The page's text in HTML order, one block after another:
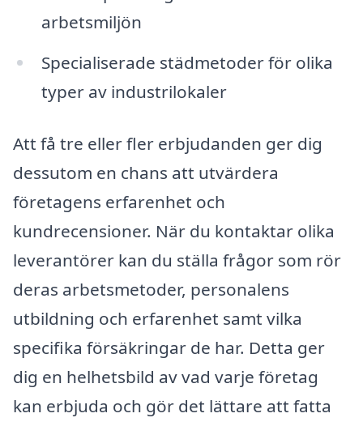
arbetsmiljön
Specialiserade städmetoder för olika
typer av industrilokaler
Att få tre eller fler erbjudanden ger dig
dessutom en chans att utvärdera
företagens erfarenhet och
kundrecensioner. När du kontaktar olika
leverantörer kan du ställa frågor som rör
deras arbetsmetoder, personalens
utbildning och erfarenhet samt vilka
specifika försäkringar de har. Detta ger
dig en helhetsbild av vad varje företag
kan erbjuda och gör det lättare att fatta